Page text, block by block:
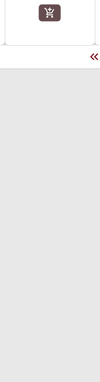
add_shopping_cart
keyboard_double_arrow_left